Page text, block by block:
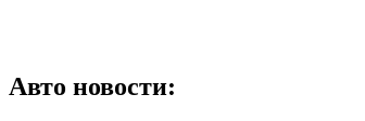
Авто новости: